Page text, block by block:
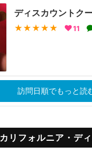
ディスカウントク
★★★★★ 11
訪問日順でもっと読
カリフォルニア・デ